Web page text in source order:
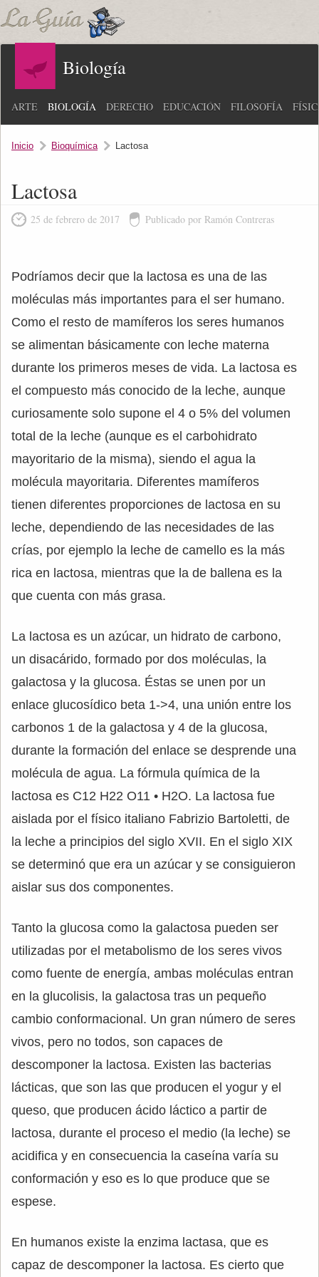
Biología
ARTE BIOLOGÍA DERECHO EDUCACIÓN FILOSOFÍA
Inicio Bioquímica Lactosa
Lactosa
25 de febrero de 2017 Publicado por Ramón Contreras
Podríamos decir que la lactosa es una de las
moléculas más importantes para el ser humano.
Como el resto de mamíferos los seres humanos
se alimentan básicamente con leche materna
durante los primeros meses de vida. La lactosa es
el compuesto más conocido de la leche, aunque
curiosamente solo supone el 4 o 5% del volumen
total de la leche (aunque es el carbohidrato
mayoritario de la misma), siendo el agua la
molécula mayoritaria. Diferentes mamíferos
tienen diferentes proporciones de lactosa en su
leche, dependiendo de las necesidades de las
crías, por ejemplo la leche de camello es la más
rica en lactosa, mientras que la de ballena es la
que cuenta con más grasa.
La lactosa es un azúcar, un hidrato de carbono,
un disacárido, formado por dos moléculas, la
galactosa y la glucosa. Éstas se unen por un
enlace glucosídico beta 1->4, una unión entre los
carbonos 1 de la galactosa y 4 de la glucosa,
durante la formación del enlace se desprende una
molécula de agua. La fórmula química de la
lactosa es C12 H22 O11 • H2O. La lactosa fue
aislada por el físico italiano Fabrizio Bartoletti, de
la leche a principios del siglo XVII. En el siglo XIX
se determinó que era un azúcar y se consiguieron
aislar sus dos componentes.
Tanto la glucosa como la galactosa pueden ser
utilizadas por el metabolismo de los seres vivos
como fuente de energía, ambas moléculas entran
en la glucolisis, la galactosa tras un pequeño
cambio conformacional. Un gran número de seres
vivos, pero no todos, son capaces de
descomponer la lactosa. Existen las bacterias
lácticas, que son las que producen el yogur y el
queso, que producen ácido láctico a partir de
lactosa, durante el proceso el medio (la leche) se
acidifica y en consecuencia la caseína varía su
conformación y eso es lo que produce que se
espese.
En humanos existe la enzima lactasa, que es
capaz de descomponer la lactosa. Es cierto que